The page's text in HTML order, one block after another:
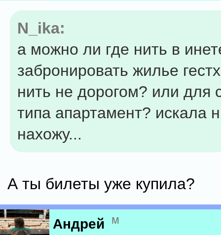
N_ika:
а можно ли где нить в
забронировать жилье
нить не дорогом? или для
типа апартамент? искала
нахожу...
А ты билеты уже купила?
Андрей м